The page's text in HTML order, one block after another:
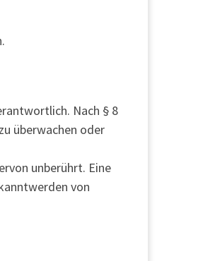
Nach § 8
überwachen oder
unberührt. Eine
von